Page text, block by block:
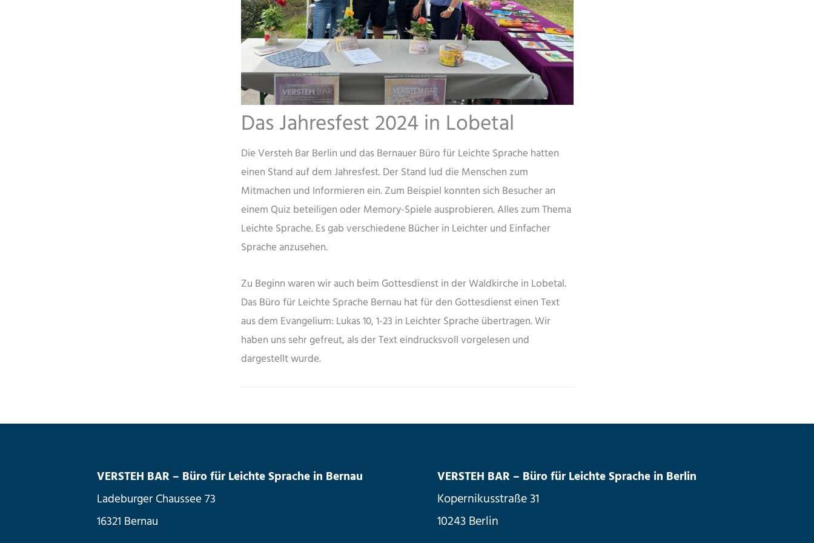
Das Jahresfest 2024 in Lobetal
Die Versteh Bar Berlin und das Bernauer Büro für Leichte Sprache hatten
einen Stand auf dem Jahresfest. Der Stand lud die Menschen zum
Mitmachen und Informieren ein. Zum Beispiel konnten sich Besucher an
einem Quiz beteiligen oder Memory-Spiele ausprobieren. Alles zum Thema
Leichte Sprache. Es gab verschiedene Bücher in Leichter und Einfacher
Sprache anzusehen.
Zu Beginn waren wir auch beim Gottesdienst in der Waldkirche in Lobetal.
Das Büro für Leichte Sprache Bernau hat für den Gottesdienst einen Text
aus dem Evangelium: Lukas 10, 1-23 in Leichter Sprache übertragen. Wir
haben uns sehr gefreut, als der Text eindrucksvoll vorgelesen und
dargestellt wurde.
VERSTEH BAR – Büro für Leichte Sprache in Bernau
Ladeburger Chaussee 73
16321 Bernau
VERSTEH BAR – Büro für Leichte Sprache in Berlin
Kopernikusstraße 31
10243 Berlin